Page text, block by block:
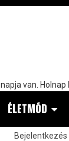
napja van. Holnap
ÉLETMÓD
Bejelentkezés